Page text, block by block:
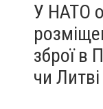
У НАТО
зброї в
чи Литві